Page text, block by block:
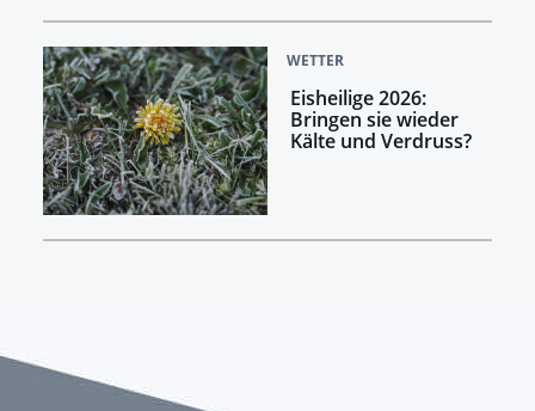
WETTER
Eisheilige 2026:
Bringen sie wieder
Kälte und Verdruss?